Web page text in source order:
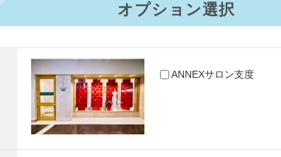
オプション選択
ANNEXサロン支度